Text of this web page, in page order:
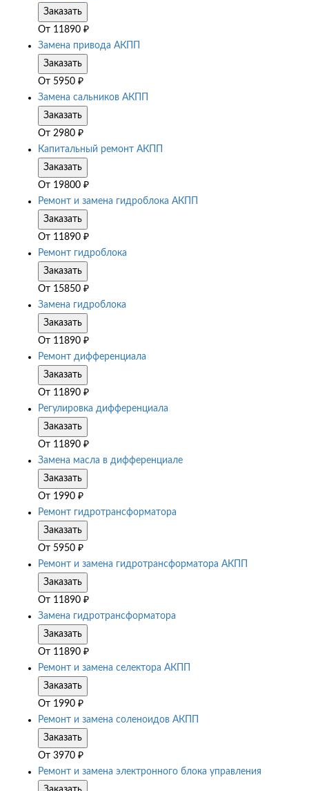
Заказать
От 11890 ₽
Замена привода АКПП
Заказать
От 5950 ₽
Замена сальников АКПП
Заказать
От 2980 ₽
Капитальный ремонт АКПП
Заказать
От 19800 ₽
Ремонт и замена гидроблока АКПП
Заказать
От 11890 ₽
Ремонт гидроблока
Заказать
От 15850 ₽
Замена гидроблока
Заказать
От 11890 ₽
Ремонт дифференциала
Заказать
От 11890 ₽
Регулировка дифференциала
Заказать
От 11890 ₽
Замена масла в дифференциале
Заказать
От 1990 ₽
Ремонт гидротрансформатора
Заказать
От 5950 ₽
Ремонт и замена гидротрансформатора АКПП
Заказать
От 11890 ₽
Замена гидротрансформатора
Заказать
От 11890 ₽
Ремонт и замена селектора АКПП
Заказать
От 1990 ₽
Ремонт и замена соленоидов АКПП
Заказать
От 3970 ₽
Ремонт и замена электронного блока управления